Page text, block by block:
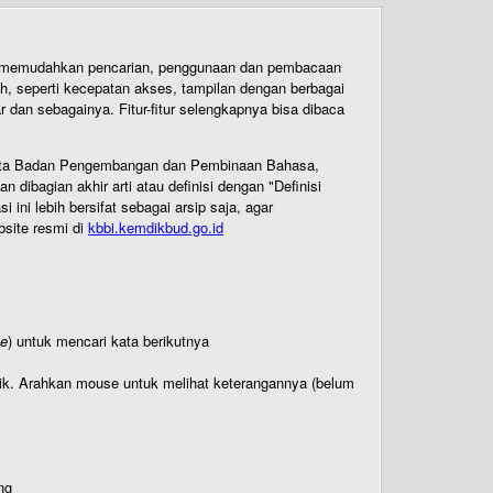
pencarian, penggunaan dan pembacaan
seperti kecepatan akses, tampilan dengan berbagai
sebagainya. Fitur-fitur selengkapnya bisa dibaca
Pengembangan dan Pembinaan Bahasa,
dibagian akhir arti atau definisi dengan "Definisi
ini lebih bersifat sebagai arsip saja, agar
resmi di kbbi.kemdikbud.go.id
) untuk mencari kata berikutnya
Arahkan mouse untuk melihat keterangannya (belum